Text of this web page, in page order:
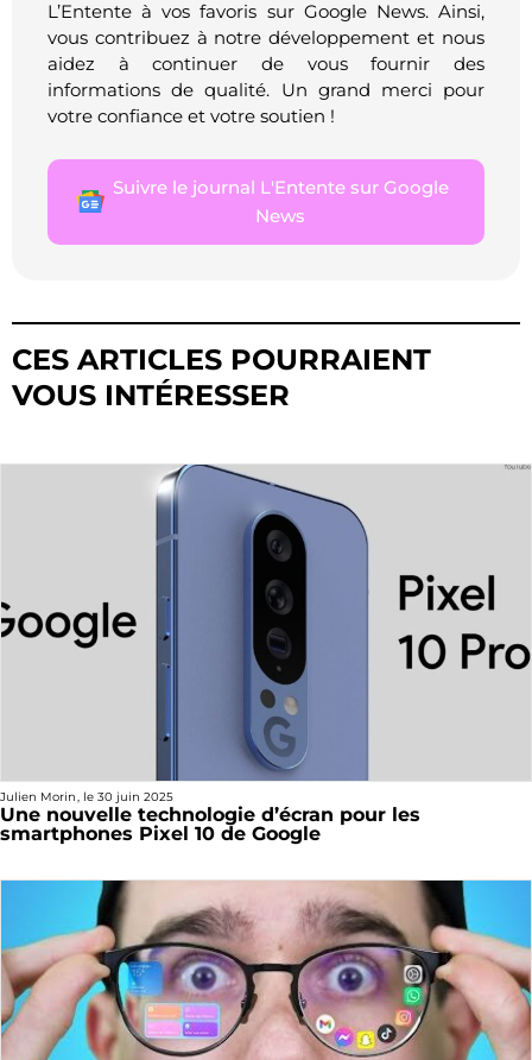
L’Entente à vos favoris sur Google News. Ainsi,
vous contribuez à notre développement et nous
aidez à continuer de vous fournir des
informations de qualité. Un grand merci pour
votre confiance et votre soutien !
Suivre le journal L'Entente sur Google
News
CES ARTICLES POURRAIENT
VOUS INTÉRESSER
Julien Morin, le 30 juin 2025
Une nouvelle technologie d’écran pour les
smartphones Pixel 10 de Google